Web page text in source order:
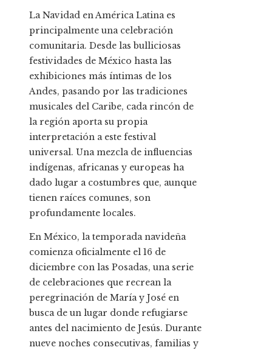
La Navidad en América Latina es
principalmente una celebración
comunitaria. Desde las bulliciosas
festividades de México hasta las
exhibiciones más íntimas de los
Andes, pasando por las tradiciones
musicales del Caribe, cada rincón de
la región aporta su propia
interpretación a este festival
universal. Una mezcla de influencias
indígenas, africanas y europeas ha
dado lugar a costumbres que, aunque
tienen raíces comunes, son
profundamente locales.
En México, la temporada navideña
comienza oficialmente el 16 de
diciembre con las Posadas, una serie
de celebraciones que recrean la
peregrinación de María y José en
busca de un lugar donde refugiarse
antes del nacimiento de Jesús. Durante
nueve noches consecutivas, familias y